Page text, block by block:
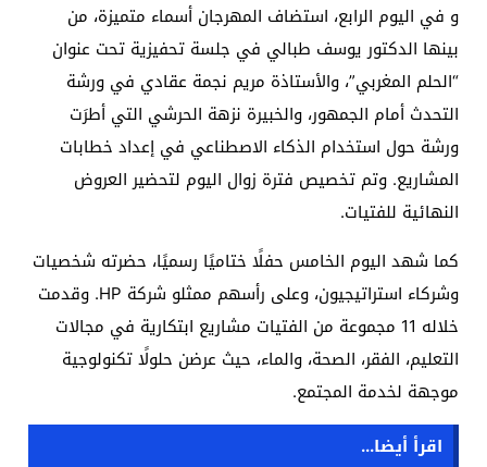
و في اليوم الرابع، استضاف المهرجان أسماء متميزة، من
بينها الدكتور يوسف طبالي في جلسة تحفيزية تحت عنوان
“الحلم المغربي”، والأستاذة مريم نجمة عقادي في ورشة
التحدث أمام الجمهور، والخبيرة نزهة الحرشي التي أطرَت
ورشة حول استخدام الذكاء الاصطناعي في إعداد خطابات
المشاريع. وتم تخصيص فترة زوال اليوم لتحضير العروض
النهائية للفتيات.
كما شهد اليوم الخامس حفلًا ختاميًا رسميًا، حضرته شخصيات
وشركاء استراتيجيون، وعلى رأسهم ممثلو شركة HP. وقدمت
خلاله 11 مجموعة من الفتيات مشاريع ابتكارية في مجالات
التعليم، الفقر، الصحة، والماء، حيث عرضن حلولًا تكنولوجية
موجهة لخدمة المجتمع.
اقرأ أيضا...